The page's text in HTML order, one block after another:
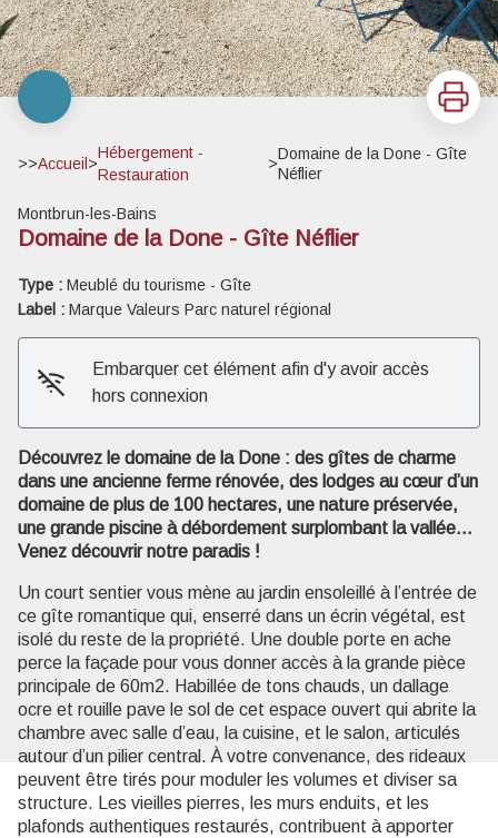
Imprimer
>>Accueil >
Hébergement -
Restauration
>
Domaine de la Done - Gîte
Néflier
Montbrun-les-Bains
Domaine de la Done - Gîte Néflier
Type : Meublé du tourisme - Gîte
Label : Marque Valeurs Parc naturel régional
Embarquer cet élément afin d'y avoir accès
hors connexion
Découvrez le domaine de la Done : des gîtes de charme
dans une ancienne ferme rénovée, des lodges au cœur d’un
domaine de plus de 100 hectares, une nature préservée,
une grande piscine à débordement surplombant la vallée…
Venez découvrir notre paradis !
Un court sentier vous mène au jardin ensoleillé à l’entrée de
ce gîte romantique qui, enserré dans un écrin végétal, est
isolé du reste de la propriété. Une double porte en ache
perce la façade pour vous donner accès à la grande pièce
principale de 60m2. Habillée de tons chauds, un dallage
ocre et rouille pave le sol de cet espace ouvert qui abrite la
chambre avec salle d’eau, la cuisine, et le salon, articulés
autour d’un pilier central. À votre convenance, des rideaux
peuvent être tirés pour moduler les volumes et diviser sa
structure. Les vieilles pierres, les murs enduits, et les
plafonds authentiques restaurés, contribuent à apporter